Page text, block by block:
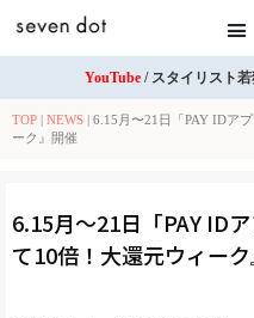
YouTube / スタイリスト
TOP NEWS
6.15月〜21日「PAY IDア
ーク』開催
6.15月〜21日「PAY ID
て10倍！大還元ウィー